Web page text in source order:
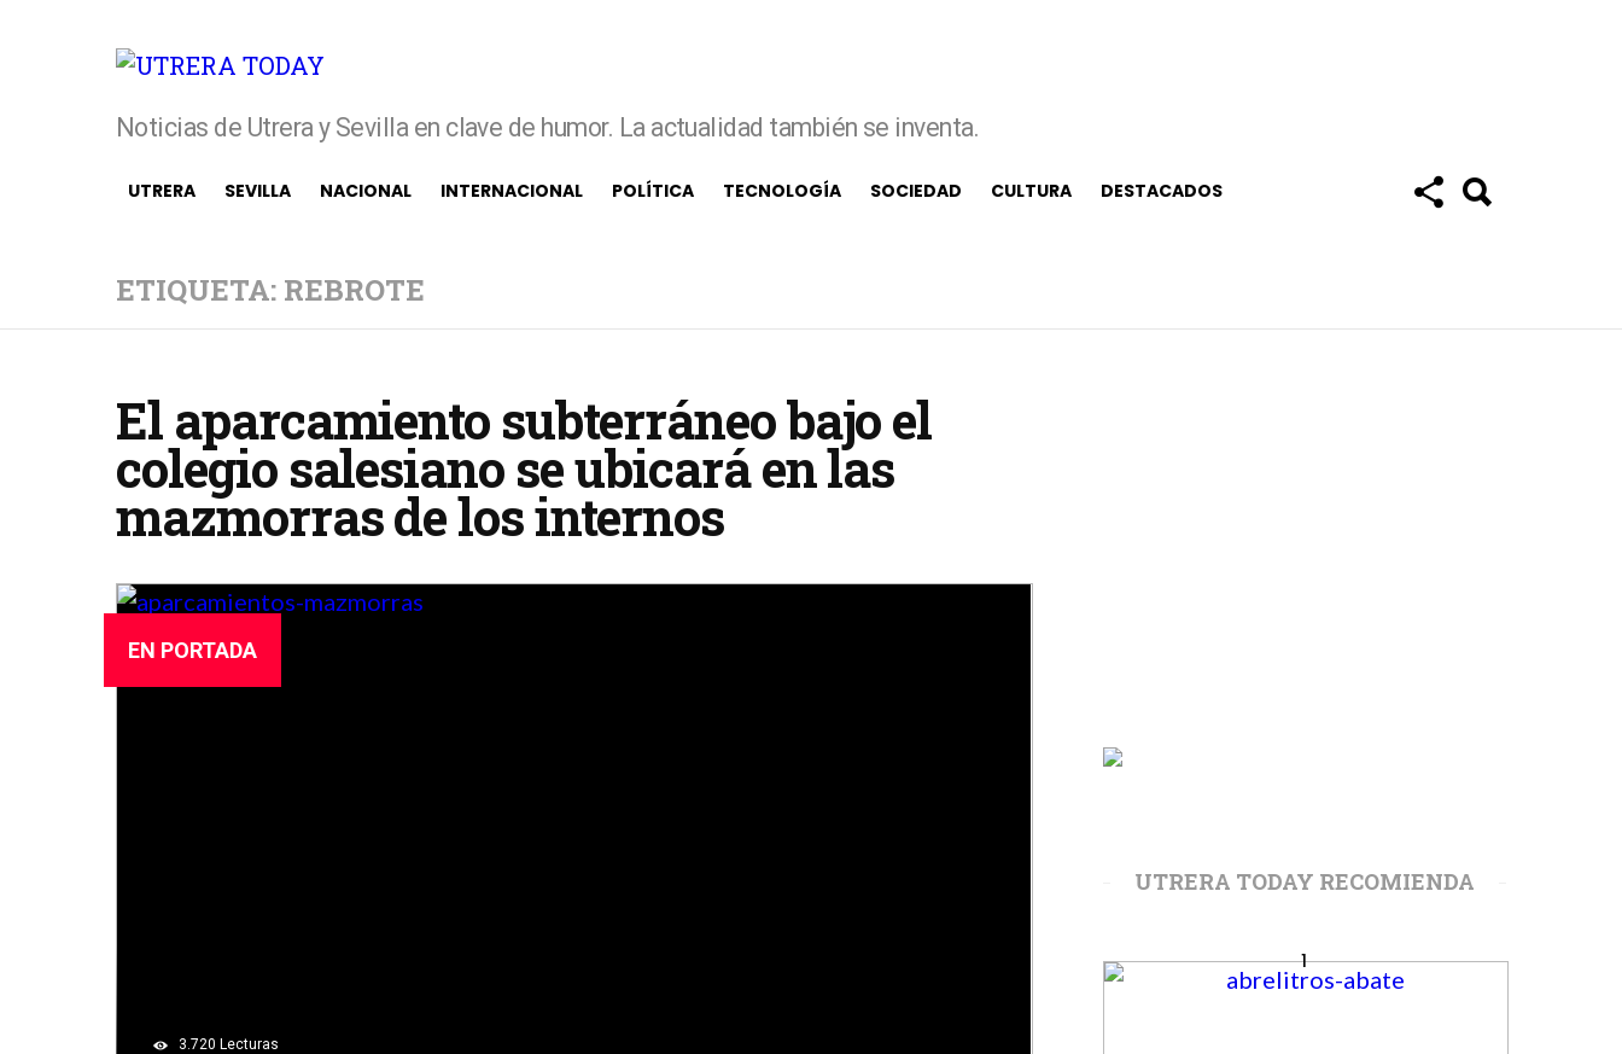
Noticias de Utrera y Sevilla en clave de humor. La actualidad también se inventa.
UTRERA SEVILLA NACIONAL INTERNACIONAL POLÍTICA TECNOLOGÍA SOCIEDAD CULTURA DESTACADOS
ETIQUETA: REBROTE
El aparcamiento subterráneo bajo el
colegio salesiano se ubicará en las
mazmorras de los internos
EN PORTADA
3.720 Lecturas
UTRERA TODAY RECOMIENDA